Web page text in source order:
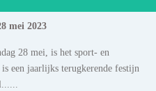
mei 2023
28 mei, is het sport- en
een jaarlijks terugkerende festijn